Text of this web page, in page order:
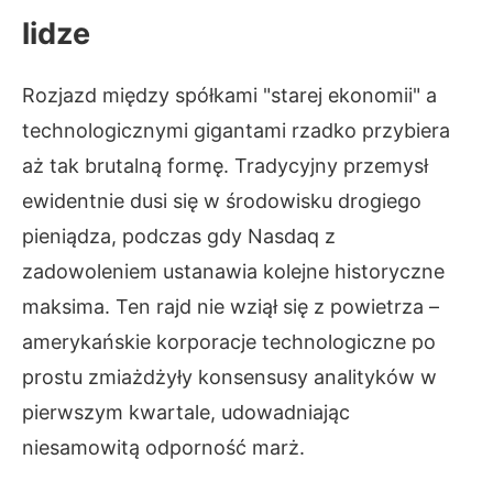
lidze
Rozjazd między spółkami "starej ekonomii" a
technologicznymi gigantami rzadko przybiera
aż tak brutalną formę. Tradycyjny przemysł
ewidentnie dusi się w środowisku drogiego
pieniądza, podczas gdy Nasdaq z
zadowoleniem ustanawia kolejne historyczne
maksima. Ten rajd nie wziął się z powietrza –
amerykańskie korporacje technologiczne po
prostu zmiażdżyły konsensusy analityków w
pierwszym kwartale, udowadniając
niesamowitą odporność marż.